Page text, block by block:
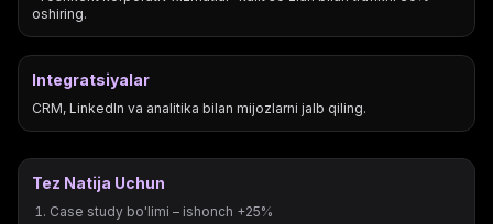
oshiring.
Integratsiyalar
CRM, LinkedIn va analitika bilan mijozlarni jalb qiling.
Tez Natija Uchun
Case study bo'limi – ishonch +25%